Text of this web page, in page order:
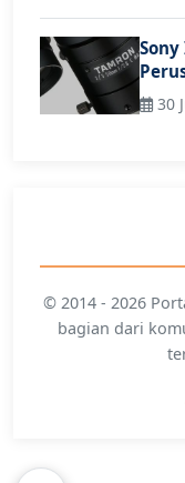
30
© 2014 - 2026
bagian dari